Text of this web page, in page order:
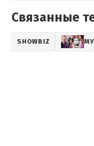
Связанные
SHOWBIZ